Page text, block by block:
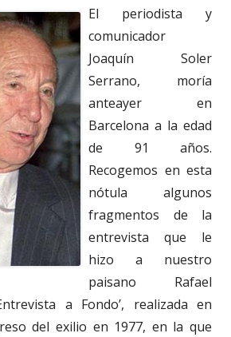
El periodista y
comunicador
Joaquín Soler
Serrano, moría
anteayer en
Barcelona a la edad
de 91 años.
Recogemos en esta
nótula algunos
fragmentos de la
entrevista que le
hizo a nuestro
paisano Rafael
a Fondo’, realizada en
del exilio en 1977, en la que